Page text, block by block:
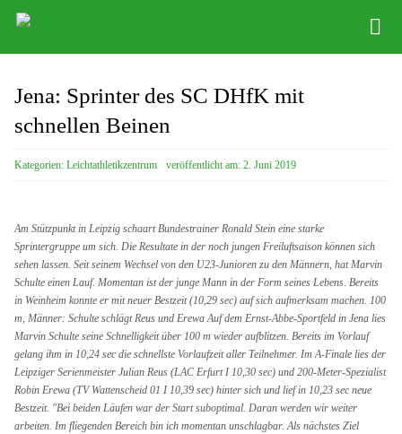
Zum
Distance Team
Sponsoren
SC DHfK
Jena: Sprinter des SC DHfK mit
schnellen Beinen
Kategorien: Leichtathletikzentrum veröffentlicht am: 2. Juni 2019
Am Stützpunkt in Leipzig schaart Bundestrainer Ronald Stein eine starke
Sprintergruppe um sich. Die Resultate in der noch jungen Freiluftsaison können sich
sehen lassen. Seit seinem Wechsel von den U23-Junioren zu den Männern, hat Marvin
Schulte einen Lauf. Momentan ist der junge Mann in der Form seines Lebens. Bereits
in Weinheim konnte er mit neuer Bestzeit (10,29 sec) auf sich aufmerksam machen. 100
m, Männer: Schulte schlägt Reus und Erewa Auf dem Ernst-Abbe-Sportfeld in Jena lies
Marvin Schulte seine Schnelligkeit über 100 m wieder aufblitzen. Bereits im Vorlauf
gelang ihm in 10,24 sec die schnellste Vorlaufzeit aller Teilnehmer. Im A-Finale lies der
Leipziger Serienmeister Julian Reus (LAC Erfurt I 10,30 sec) und 200-Meter-Spezialist
Robin Erewa (TV Wattenscheid 01 I 10,39 sec) hinter sich und lief in 10,23 sec neue
Bestzeit. "Bei beiden Läufen war der Start suboptimal. Daran werden wir weiter
arbeiten. Im fliegenden Bereich bin ich momentan unschlagbar. Als nächstes Ziel